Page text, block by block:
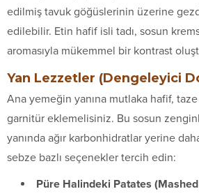
edilmiş tavuk göğüslerinin üzerine
edilebilir. Etin hafif isli tadı, sosun
aromasıyla mükemmel bir kontrast
Yan Lezzetler (Dengeleyici
Ana yemeğin yanına mutlaka hafif,
garnitür eklemelisiniz. Bu sosun
yanında ağır karbonhidratlar yerine
sebze bazlı seçenekler tercih edin:
Püre Halindeki Patates